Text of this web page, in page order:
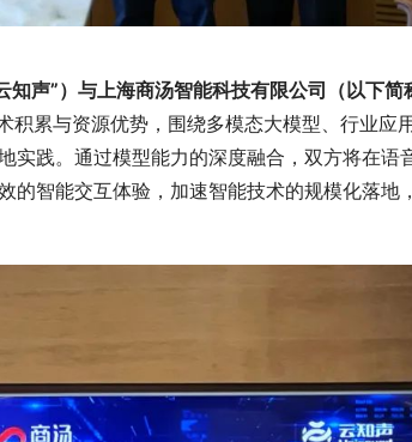
声”）与上海商汤智能科技有限公司（以下简
积累与资源优势，围绕多模态大模型、行业应
实践。通过模型能力的深度融合，双方将在语
的智能交互体验，加速智能技术的规模化落地